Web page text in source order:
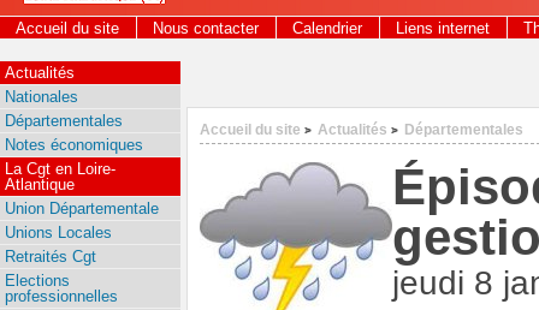
Accueil du site Nous contacter Calendrier Liens internet
Accueil du site > Actualités > Départementales
jeudi 8
Actualités
Nationales
Départementales
Notes économiques
La Cgt en Loire-
Atlantique
Union Départementale
Unions Locales
Retraités Cgt
Elections
professionnelles